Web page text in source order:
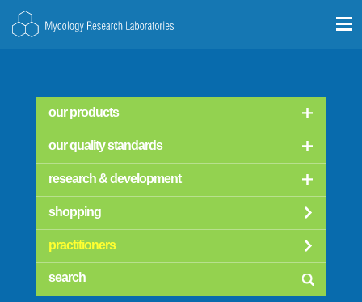
our products
our quality standards
research & development
shopping
practitioners